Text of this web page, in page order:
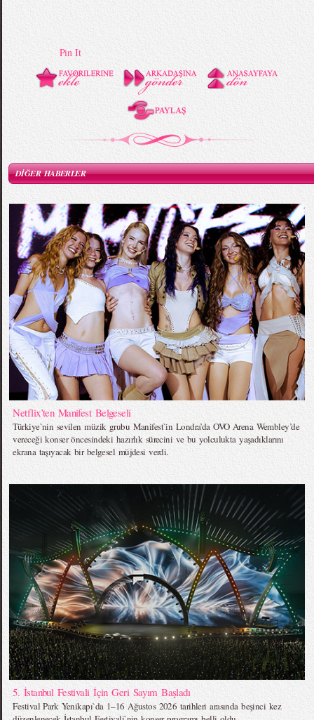
Pin It
DİĞER HABERLER
Netflix’ten Manifest Belgeseli
Türkiye`nin sevilen müzik grubu Manifest`in Londra’da OVO Arena Wembley’de
vereceği konser öncesindeki hazırlık sürecini ve bu yolculukta yaşadıklarını
ekrana taşıyacak bir belgesel müjdesi verdi.
5. İstanbul Festivali İçin Geri Sayım Başladı
Festival Park Yenikapı`da 1–16 Ağustos 2026 tarihleri arasında beşinci kez